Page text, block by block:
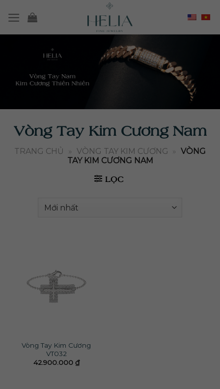
đến
Vòng Tay Kim Cương Nam
TRANG CHỦ » VÒNG TAY KIM CƯƠNG »
VÒNG
TAY KIM CƯƠNG NAM
LỌC
Vòng Tay Kim Cương
VT032
42.900.000 ₫